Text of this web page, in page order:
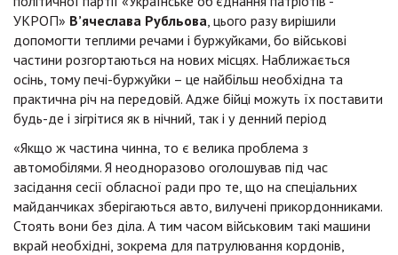
УКРОП» В’ячеслава Рубльова, цього разу вирішили
допомогти теплими речами і буржуйками, бо військові
частини розгортаються на нових місцях. Наближається
осінь, тому печі-буржуйки – це найбільш необхідна та
практична річ на передовій. Адже бійці можуть їх поставити
будь-де і зігрітися як в нічний, так і у денний період
«Якщо ж частина чинна, то є велика проблема з
автомобілями. Я неодноразово оголошував під час
засідання сесії обласної ради про те, що на спеціальних
майданчиках зберігаються авто, вилучені прикордонниками.
Стоять вони без діла. А тим часом військовим такі машини
вкрай необхідні, зокрема для патрулювання кордонів,